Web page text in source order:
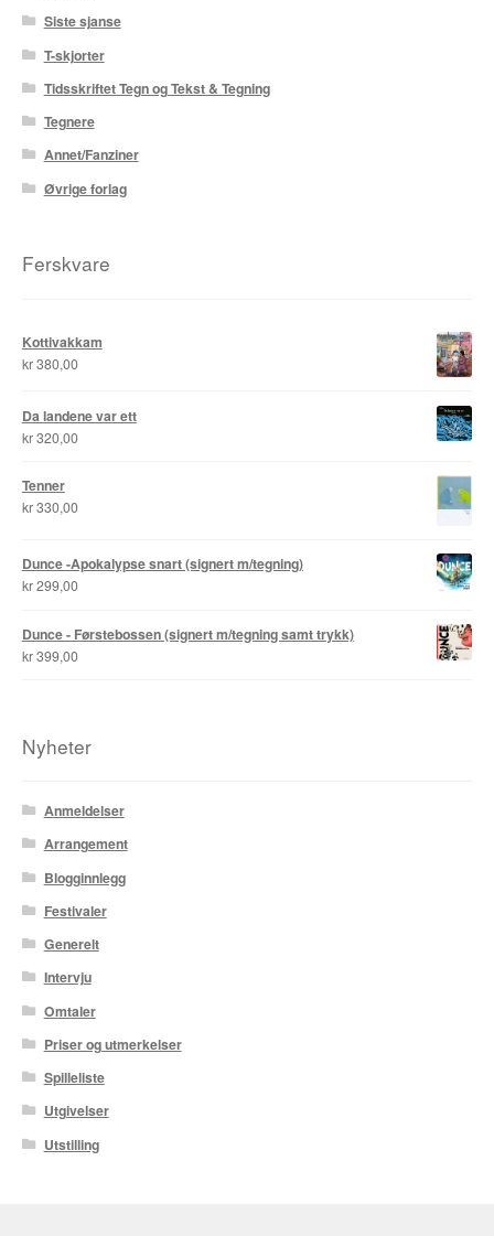
Manuele Fior
Martin Ernstsen
Max Estes
Roy Søbstad
Rune Borvik
Sigbjørn Lilleeng
Siv Nordsveen / Silje Rønneberg Hogstad
Thomas Falla Eriksen
Tim Ng Tvedt
Tor Morisse
Trond Ivar Hansen
Xueting Yang
Til kassen
Bekreft din ordre
Ordrebekreftelse
Siste sjanse
T-skjorter
Tidsskriftet Tegn og Tekst & Tegning
Tegnere
Annet/Fanziner
Øvrige forlag
Ferskvare
Kottivakkam
kr380,00
Da landene var ett
kr320,00
Tenner
kr330,00
Dunce -Apokalypse snart (signert m/tegning)
kr299,00
Dunce - Førstebossen (signert m/tegning samt trykk)
kr399,00
Nyheter
Anmeldelser
Arrangement
Blogginnlegg
Festivaler
Generelt
Intervju
Omtaler
Priser og utmerkelser
Spilleliste
Utgivelser
Utstilling